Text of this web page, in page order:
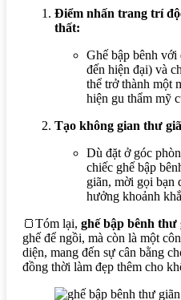
Điểm nhấn trang trí
thất:
Ghế bập bênh với
đến hiện đại) và
thể trở thành một
hiện gu thẩm mỹ
Tạo không gian thư
Dù đặt ở góc
chiếc ghế bập
giãn, mời gọi bạn
hưởng khoảnh
🍞Tóm lại, ghế bập bênh thư
ghế để ngồi, mà còn là một
diện, mang đến sự cân bằng
đồng thời làm đẹp thêm cho